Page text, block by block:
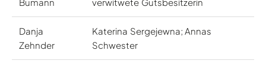
Danja
Zehnder
Katerina Sergejewna; Annas
Schwester